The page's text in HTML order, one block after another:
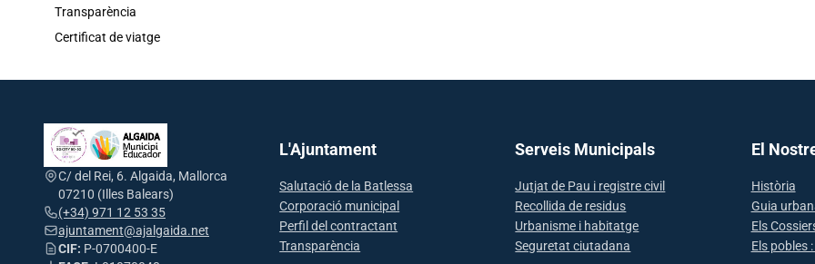
Transparència
Certificat de viatge
C/ del Rei, 6. Algaida, Mallorca
07210 (Illes Balears)
(+34) 971 12 53 35
ajuntament@ajalgaida.net
CIF: P-0700400-E
L'Ajuntament
Salutació de la Batlessa
Corporació municipal
Perfil del contractant
Transparència
Serveis Municipals
Jutjat de Pau i registre civil
Recollida de residus
Urbanisme i habitatge
Seguretat ciutadana
El
Història
Guia
Els
Els pobles